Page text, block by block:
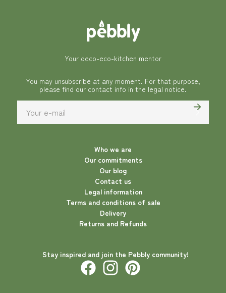
Your deco-eco-kitchen mentor
You may unsubscribe at any moment. For that purpose,
please find our contact info in the legal notice.
Who we are
Our commitments
Our blog
Contact us
Legal information
Terms and conditions of sale
Delivery
Returns and Refunds
Stay inspired and join the Pebbly community!